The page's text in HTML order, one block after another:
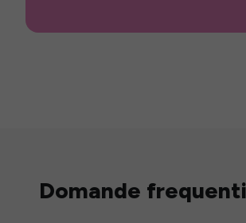
Domande